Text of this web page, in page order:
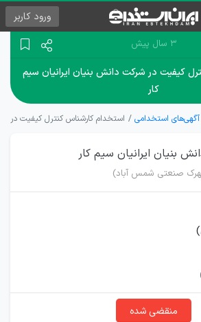
ورود کاربر
۳ سال پیش
کیفیت در شرکت دانش بنیان ایرانیان سیم
کار
استخدامی استخدام کارشناس کنترل کیفیت در
بنیان ایرانیان سیم کار
صنعتی شمس آباد)
منقضی شده